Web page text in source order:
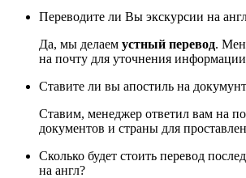
Переводите ли Вы экскурсии на
Да, мы делаем устный перевод.
на почту для уточнения
Ставите ли вы апостиль на
Ставим, менеджер ответил вам на
документов и страны для
Сколько будет стоить перевод
на англ?